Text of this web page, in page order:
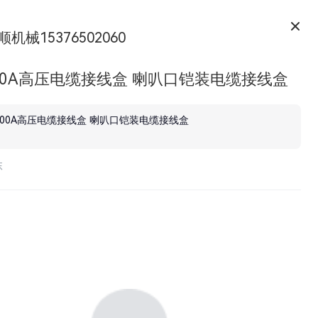
机械15376502060
高压电缆接线盒 喇叭口铠装电缆接线盒
高压电缆接线盒 喇叭口铠装电缆接线盒